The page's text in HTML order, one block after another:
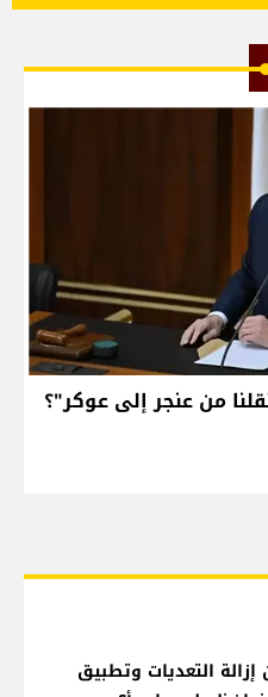
من عنجر إلى عوكر"؟
التعديات وتطبيق